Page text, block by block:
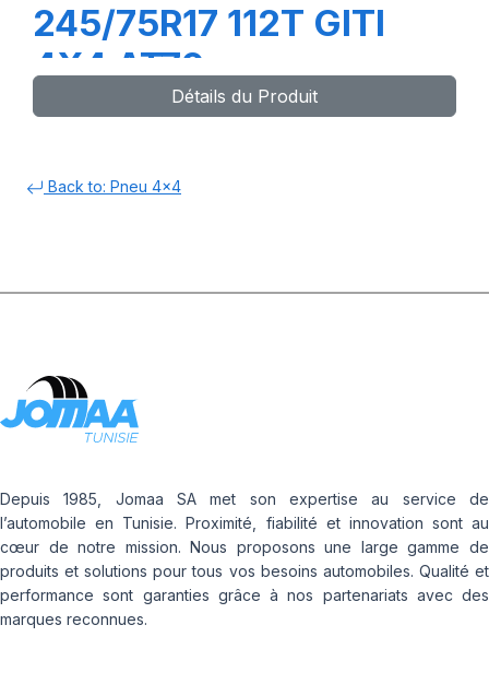
245/75R17 112T GITI
4X4 AT70
Détails du Produit
Back to: Pneu 4x4
Depuis 1985, Jomaa SA met son expertise au service de
l’automobile en Tunisie. Proximité, fiabilité et innovation sont au
cœur de notre mission. Nous proposons une large gamme de
produits et solutions pour tous vos besoins automobiles. Qualité et
performance sont garanties grâce à nos partenariats avec des
marques reconnues.